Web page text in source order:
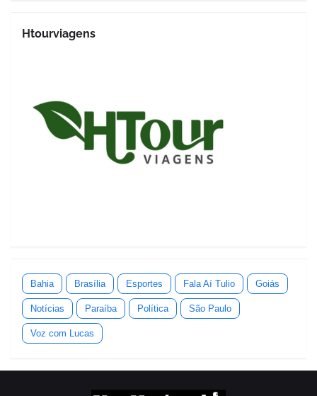
Htourviagens
Bahia Brasília Esportes Fala Aí Tulio Goiás
Notícias Paraíba Política São Paulo
Voz com Lucas